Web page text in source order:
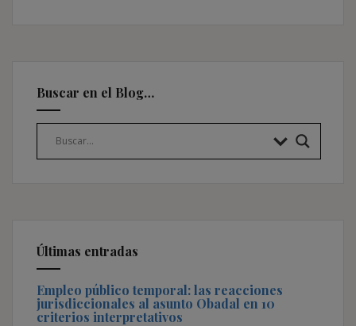
Buscar en el Blog…
Últimas entradas
Empleo público temporal: las reacciones
jurisdiccionales al asunto Obadal en 10
criterios interpretativos